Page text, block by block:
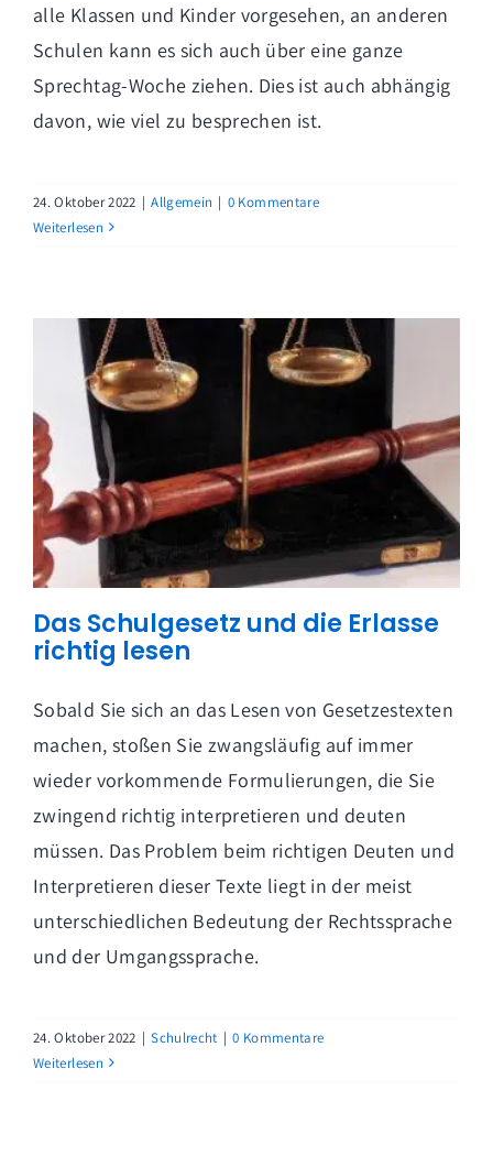
alle Klassen und Kinder vorgesehen, an anderen
Schulen kann es sich auch über eine ganze
Sprechtag-Woche ziehen. Dies ist auch abhängig
davon, wie viel zu besprechen ist.
24. Oktober 2022 | Allgemein | 0 Kommentare
Weiterlesen
Das Schulgesetz und die Erlasse
richtig lesen
Sobald Sie sich an das Lesen von Gesetzestexten
machen, stoßen Sie zwangsläufig auf immer
wieder vorkommende Formulierungen, die Sie
zwingend richtig interpretieren und deuten
müssen. Das Problem beim richtigen Deuten und
Interpretieren dieser Texte liegt in der meist
unterschiedlichen Bedeutung der Rechtssprache
und der Umgangssprache.
24. Oktober 2022 | Schulrecht | 0 Kommentare
Weiterlesen